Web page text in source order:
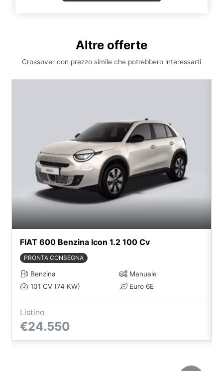
Altre offerte
Crossover con prezzo simile che potrebbero interessarti
FIAT 600 Benzina Icon 1.2 100 Cv
PRONTA CONSEGNA
Benzina
Manuale
101 CV (74 KW)
Euro 6E
Listino
€24.550